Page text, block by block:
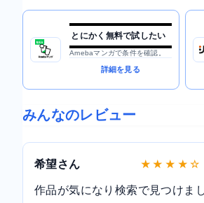
とにかく無料で試したい
Amebaマンガで条件を確認。
詳細を見る
みんなのレビュー
希望さん ★ ★ ★ ★ ☆
作品が気になり検索で見つけま